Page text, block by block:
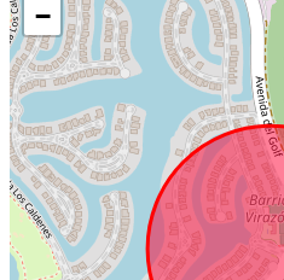
−